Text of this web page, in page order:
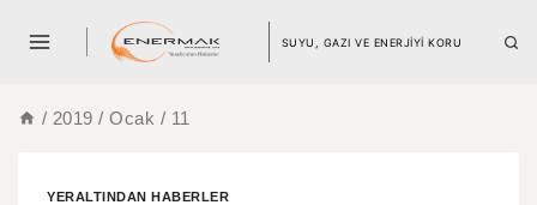
SUYU, GAZI VE ENERJİYİ KORU
/ 2019 / Ocak / 11
YERALTINDAN HABERLER